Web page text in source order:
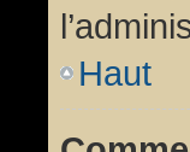
Haut